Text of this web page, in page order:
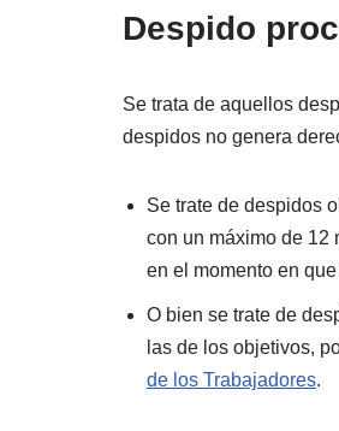
Despido
Se trata de aquellos
despidos no genera
Se trate de despidos
con un máximo de 12
en el momento en
O bien se trate de
las de los objetivos,
de los Trabajadores.